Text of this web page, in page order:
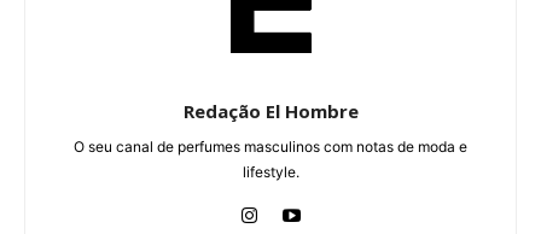
Redação El Hombre
O seu canal de perfumes masculinos com notas de moda e
lifestyle.